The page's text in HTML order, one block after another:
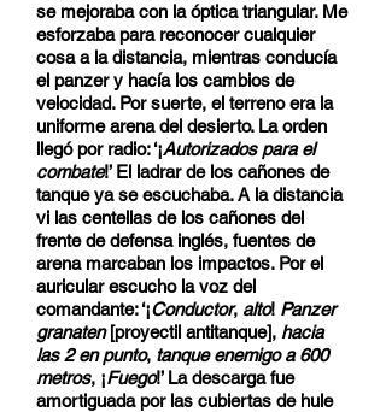
se mejoraba con la óptica triangular. Me
esforzaba para reconocer cualquier
cosa a la distancia, mientras conducía
el panzer y hacía los cambios de
velocidad. Por suerte, el terreno era la
uniforme arena del desierto. La orden
llegó por radio: ‘¡Autorizados para el
combate!’ El ladrar de los cañones de
tanque ya se escuchaba. A la distancia
vi las centellas de los cañones del
frente de defensa inglés, fuentes de
arena marcaban los impactos. Por el
auricular escucho la voz del
comandante: ‘¡Conductor, alto! Panzer
granaten[proyectil antitanque], hacia
las 2 en punto, tanque enemigo a 600
metros, ¡Fuego!’ La descarga fue
amortiguada por las cubiertas de hule